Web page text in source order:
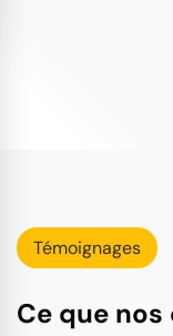
Témoignages
Ce que